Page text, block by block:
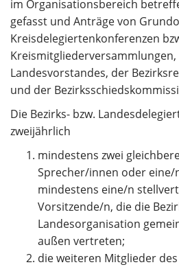
im Organisationsbereich
gefasst und Anträge von
Kreisdelegiertenkonferenzen
Kreismitgliederversammlungen,
Landesvorstandes, der
und der
Die Bezirks- bzw.
zweijährlich
mindestens zwei
Sprecher/innen oder
mindestens eine/n
Vorsitzende/n, die die
Landesorganisation
außen vertreten;
die weiteren Mitglieder des